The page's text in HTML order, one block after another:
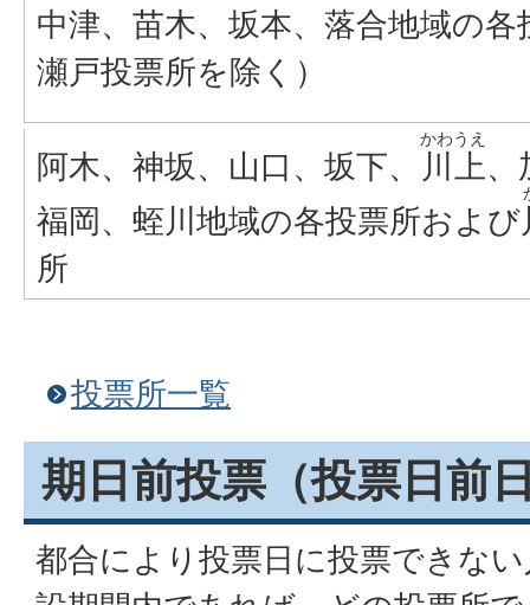
中津、苗木、坂本、落合地域の各
瀬戸投票所を除く）
阿木、神坂、山口、坂下、 川上
かわうえ
、
福岡、蛭川地域の各投票所および
所
投票所一覧
期日前投票（投票日前
都合により投票日に投票できな